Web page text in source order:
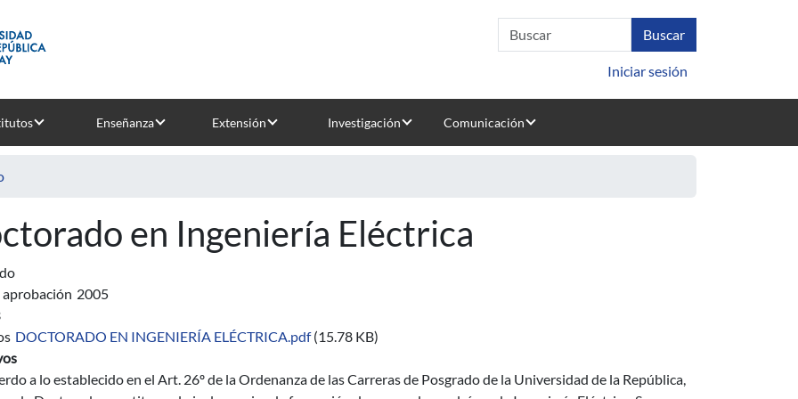
Iniciar sesión
Enseñanza Extensión Investigación Comunicación
en Ingeniería Eléctrica
2005
DOCTORADO EN INGENIERÍA ELÉCTRICA.pdf (15.78 KB)
a lo establecido en el Art. 26º de la Ordenanza de las Carreras de Posgrado de la Universidad de la República,